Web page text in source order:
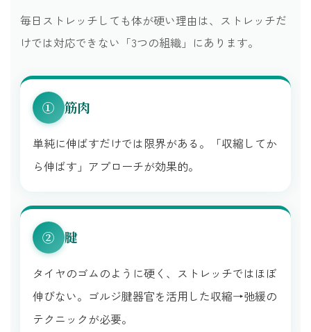
毎日ストレッチしても体が硬い理由は、ストレッチだ
けでは対応できない「3つの組織」にあります。
① 筋肉
単純に伸ばすだけでは限界がある。「収縮してか
ら伸ばす」アプローチが効果的。
② 腱
タイヤのゴムのように硬く、ストレッチではほぼ
伸びない。ゴルジ腱器官を活用した収縮→弛緩の
テクニックが必要。